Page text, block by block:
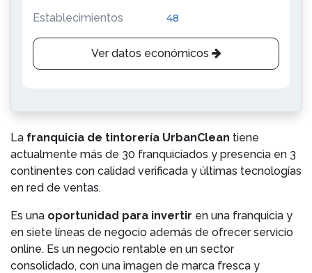
Establecimientos 48
Ver datos económicos
La franquicia de tintorería UrbanClean tiene
actualmente más de 30 franquiciados y presencia en 3
continentes con calidad verificada y últimas tecnologías
en red de ventas.
Es una oportunidad para invertir en una franquicia y
en siete líneas de negocio además de ofrecer servicio
online. Es un negocio rentable en un sector
consolidado, con una imagen de marca fresca y